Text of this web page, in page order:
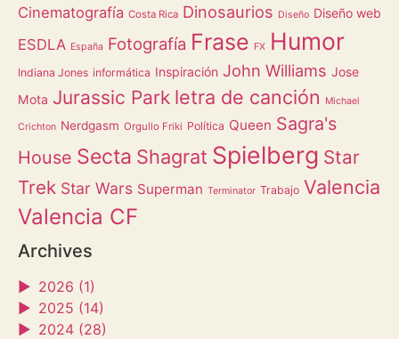
Cinematografía Costa Rica Dinosaurios Diseño Diseño web
ESDLA España Fotografía Frase FX Humor
Indiana Jones informática Inspiración John Williams Jose
Mota Jurassic Park letra de canción Michael
Crichton Nerdgasm Orgullo Friki Política Queen Sagra's
House Secta Shagrat Spielberg Star
Trek Star Wars Superman Terminator Trabajo Valencia
Valencia CF
Archives
► 2026 (1)
► 2025 (14)
► 2024 (28)